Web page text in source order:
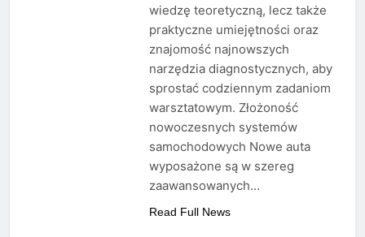
wiedzę teoretyczną, lecz także
praktyczne umiejętności oraz
znajomość najnowszych
narzędzia diagnostycznych, aby
sprostać codziennym zadaniom
warsztatowym. Złożoność
nowoczesnych systemów
samochodowych Nowe auta
wyposażone są w szereg
zaawansowanych…
Read Full News